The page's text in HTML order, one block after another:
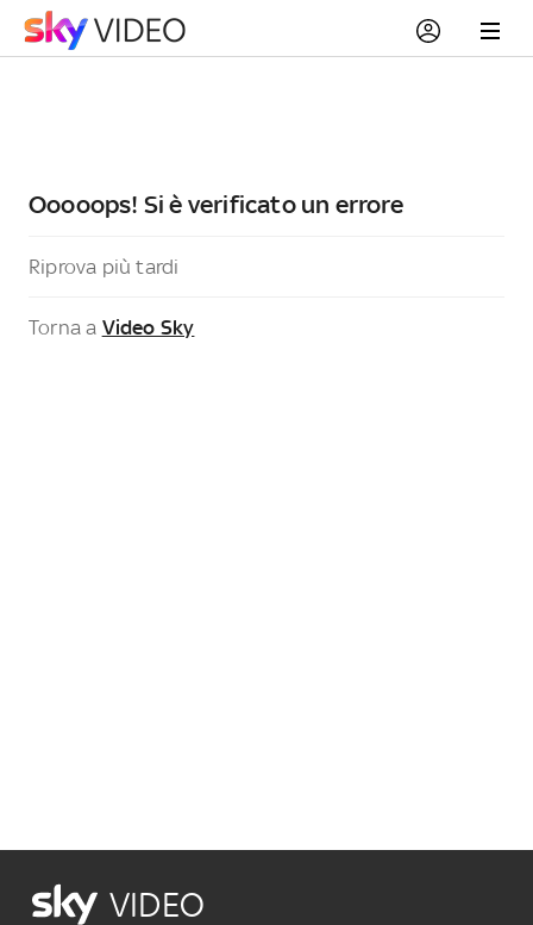
Ooooops! Si è verificato un errore
Riprova più tardi
Torna a Video Sky
VIDEO